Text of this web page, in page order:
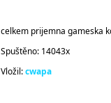
celkem prijemna gameska
Spuštěno: 14043x
Vložil:cwapa